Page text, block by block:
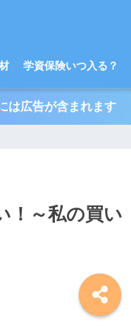
学資保険いつ入る？
は広告が含まれます
！～私の買い